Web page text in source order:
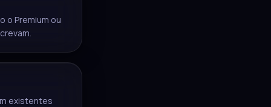
o Premium ou
existentes